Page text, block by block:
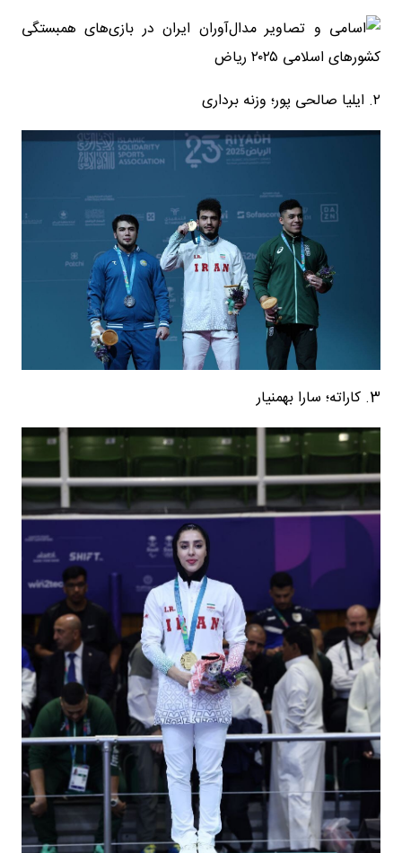
۲. ایلیا صالحی پور؛ وزنه برداری
3. کاراته؛ سارا بهمنیار